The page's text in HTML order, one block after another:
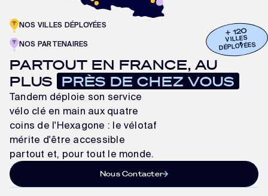
+ 120
VILLES
DÉPLOYÉES
NOS VILLES DÉPLOYÉES
NOS PARTENAIRES
PARTOUT EN FRANCE, AU
PLUS
PRÈS DE CHEZ VOUS
Tandem déploie son service
vélo clé en main aux quatre
coins de l'Hexagone : le vélotaf
mérite d'être accessible
partout et, pour tout le monde.
Nous Contacter